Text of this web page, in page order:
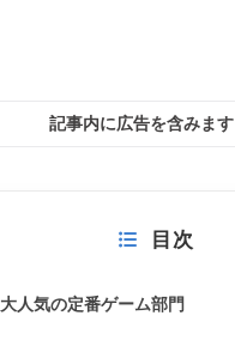
記事内に広告を含みます
目次
大人気の定番ゲーム部門